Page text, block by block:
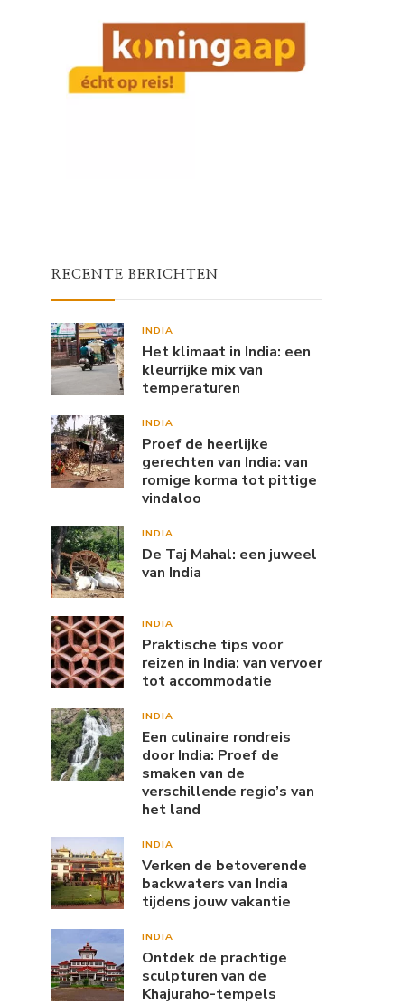
RECENTE BERICHTEN
INDIA
Het klimaat in India: een
kleurrijke mix van
temperaturen
INDIA
Proef de heerlijke
gerechten van India: van
romige korma tot pittige
vindaloo
INDIA
De Taj Mahal: een juweel
van India
INDIA
Praktische tips voor
reizen in India: van vervoer
tot accommodatie
INDIA
Een culinaire rondreis
door India: Proef de
smaken van de
verschillende regio’s van
het land
INDIA
Verken de betoverende
backwaters van India
tijdens jouw vakantie
INDIA
Ontdek de prachtige
sculpturen van de
Khajuraho-tempels